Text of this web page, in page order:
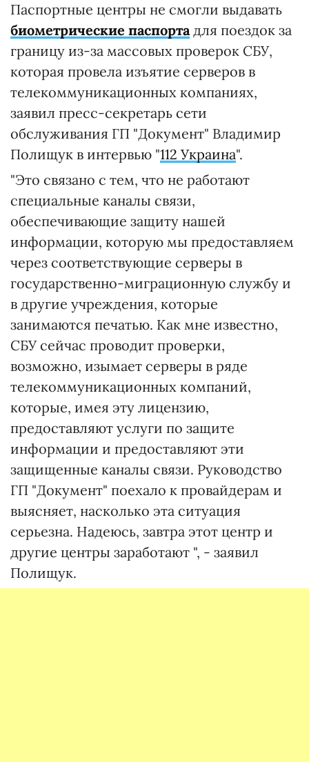
Паспортные центры не смогли выдавать
биометрические паспортадля поездок за
границу из-за массовых проверок СБУ,
которая провела изъятие серверов в
телекоммуникационных компаниях,
заявил пресс-секретарь сети
обслуживания ГП "Документ" Владимир
Полищук в интервью "112 Украина".
"Это связано с тем, что не работают
специальные каналы связи,
обеспечивающие защиту нашей
информации, которую мы предоставляем
через соответствующие серверы в
государственно-миграционную службу и
в другие учреждения, которые
занимаются печатью. Как мне известно,
СБУ сейчас проводит проверки,
возможно, изымает серверы в ряде
телекоммуникационных компаний,
которые, имея эту лицензию,
предоставляют услуги по защите
информации и предоставляют эти
защищенные каналы связи. Руководство
ГП "Документ" поехало к провайдерам и
выясняет, насколько эта ситуация
серьезна. Надеюсь, завтра этот центр и
другие центры заработают ", - заявил
Полищук.